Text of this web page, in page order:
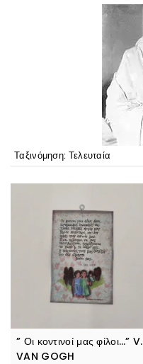
” Οι κοντινοί μας φίλοι…” V.
VAN GOGH